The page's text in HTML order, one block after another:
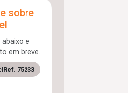
sobre
abaixo e
em breve.
Ref. 75233